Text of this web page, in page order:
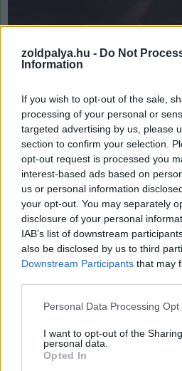
zoldpalya.hu - Do Not
Information
If you wish to opt-out of the sale,
processing of your personal or
targeted advertising by us, please
section to confirm your selection.
opt-out request is processed you
interest-based ads based on
us or personal information
your opt-out. You may separately
disclosure of your personal
IAB’s list of downstream
also be disclosed by us to third
Downstream Participants that may
Please note that this website/app
not limited to your visit or usage
grant or deny consent to Google
use your data for below specified
Personal Data Processing Opt
I want to opt-out of the
personal data.
Opted In
A Miloo Xplorer Beastet
motorral és 45 km/h-s
km/h-ra leszabályozható, hogy
bike előírásoknak. Az ára 10
megközelítőleg 4 és fél
lehetővé, hogy egyhamar
"kapszulás" változatot
Miloo.
#e-bicikli